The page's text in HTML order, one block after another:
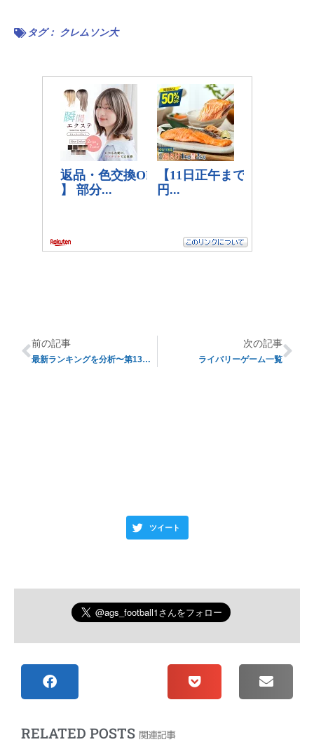
タグ： クレムソン大
前の記事
最新ランキングを分析〜第13週目〜
次の記事
ライバリーゲーム一覧
ツイート
RELATED POSTS 関連記事